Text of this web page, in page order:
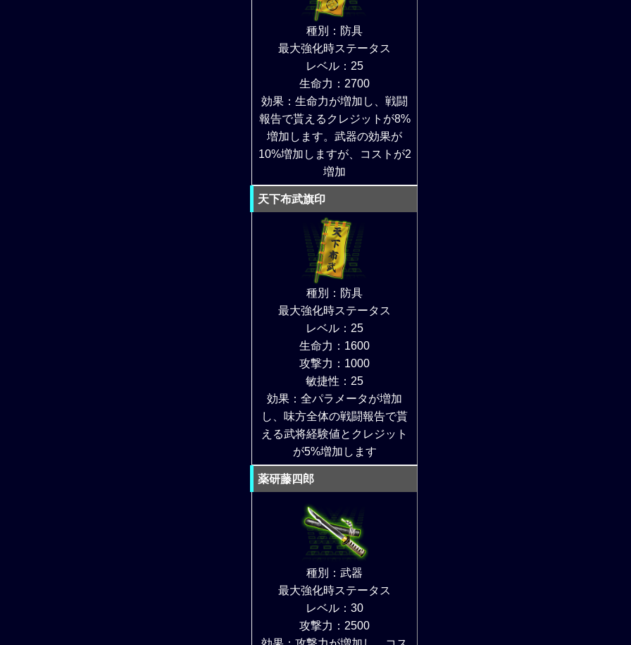
種別：防具
最大強化時ステータス
レベル：25
生命力：2700
効果：生命力が増加し、戦闘
報告で貰えるクレジットが8%
増加します。武器の効果が
10%増加しますが、コストが2
増加
天下布武旗印
種別：防具
最大強化時ステータス
レベル：25
生命力：1600
攻撃力：1000
敏捷性：25
効果：全パラメータが増加
し、味方全体の戦闘報告で貰
える武将経験値とクレジット
が5%増加します
薬研藤四郎
種別：武器
最大強化時ステータス
レベル：30
攻撃力：2500